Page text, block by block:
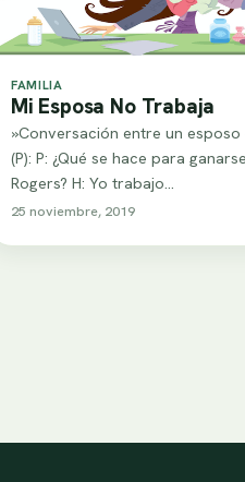
FAMILIA
Mi Esposa No Trabaja
»Conversación entre un
(P): P: ¿Qué se hace para
Rogers? H: Yo trabajo…
25 noviembre, 2019